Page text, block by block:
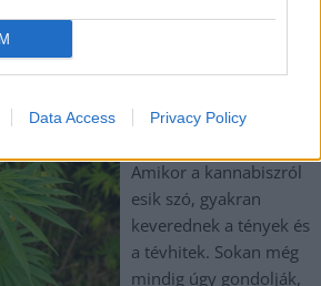
Data Access Privacy Policy
a kannabiszról és a
Amikor a kannabiszról
esik szó, gyakran
keverednek a tények és
a tévhitek. Sokan még
mindig úgy gondolják,